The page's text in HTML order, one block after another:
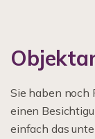
Sie haben noch
einen
einfach das